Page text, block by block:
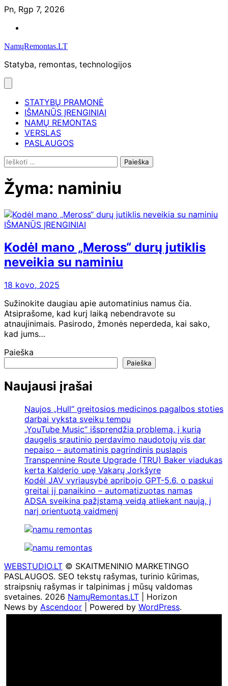
Skip
content
Pn, Rgp 7, 2026
NamųRemontas.LT
Statyba, remontas, technologijos
STATYBŲ PRAMONĖ
IŠMANŪS ĮRENGINIAI
NAMŲ REMONTAS
VERSLAS
PASLAUGOS
Ieškoti:
Žyma: naminiu
IŠMANŪS ĮRENGINIAI
Kodėl mano „Meross“ durų jutiklis
neveikia su naminiu
18 kovo, 2025
Sužinokite daugiau apie automatinius namus čia.
Atsiprašome, kad kurį laiką nebendravote su
atnaujinimais. Pasirodo, žmonės neperdeda, kai sako,
kad jums…
Paieška
Paieška
Naujausi įrašai
Naujos „Hull“ greitosios medicinos pagalbos stoties
darbai vyksta sveiku tempu
„YouTube Music“ išsprendžia problemą, į kurią
daugelis srautinio perdavimo naudotojų vis dar
nepaiso – automatinis pagrindinis puslapis
Transpennine Route Upgrade (TRU) Baker viadukas
kerta Kalderio upę Vakarų Jorkšyre
Kodėl JAV vyriausybė apribojo GPT-5.6, o paskui
greitai jį panaikino – automatizuotas namas
ADSA sveikina pažįstamą veidą atliekant naują, į
narį orientuotą vaidmenį
WEBSTUDIO.LT © SKAITMENINIO MARKETINGO
PASLAUGOS. SEO tekstų rašymas, turinio kūrimas,
straipsnių rašymas ir talpinimas į mūsų valdomas
svetaines. 2026 NamųRemontas.LT | Horizon
News by Ascendoor | Powered by WordPress.